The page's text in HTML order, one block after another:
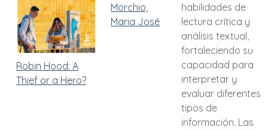
Robin Hood: A
Thief or a Hero?
Morchio,
Maria José
habilidades de
lectura crítica y
análisis textual,
fortaleciendo su
capacidad para
interpretar y
evaluar diferentes
tipos de
información. Las